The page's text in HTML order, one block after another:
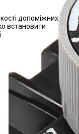
допоміжних
встановити